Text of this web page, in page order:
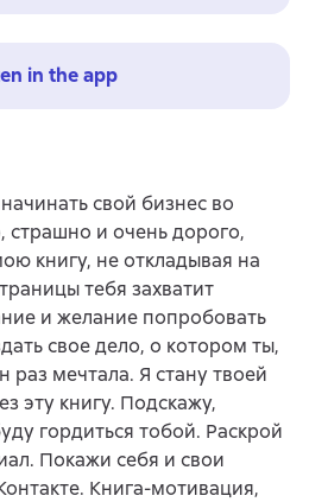
in the app
свой бизнес во
страшно и очень дорого,
книгу, не откладывая на
тебя захватит
и желание попробовать
свое дело, о котором ты,
раз мечтала. Я стану твоей
эту книгу. Подскажу,
гордиться тобой. Раскрой
Покажи себя и свои
Книга-мотивация,